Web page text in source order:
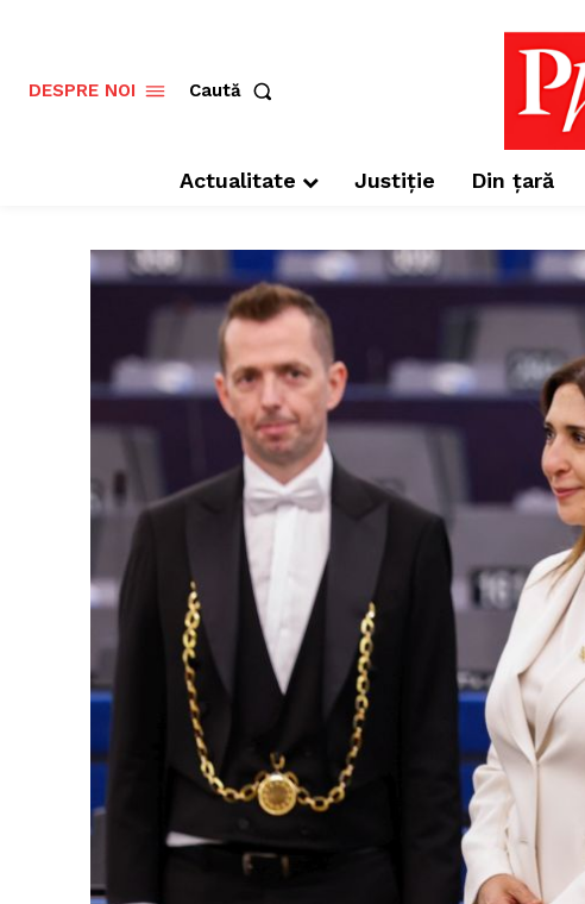
DESPRE NOI Caută
Actualitate Justiție Din țară